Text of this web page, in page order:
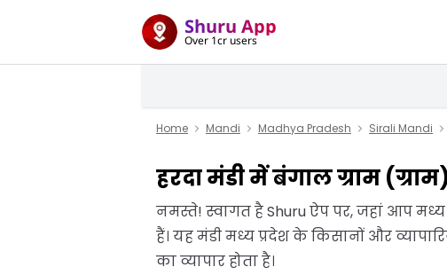
Shuru App
Over 1cr users
Home Mandi Madhya Pradesh Sirali Mandi
हरदा मंडी में बंगाल ग्राम
नमस्ते! स्वागत है Shuru ऐप पर, जहां आप
हैं। यह मंडी मध्य प्रदेश के किसानों और
का व्यापार होता है।